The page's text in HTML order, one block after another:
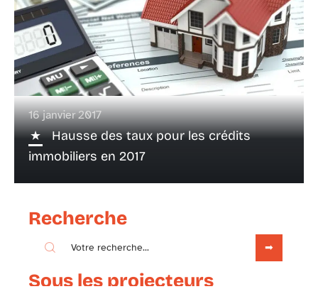
16 janvier 2017
Hausse des taux pour les crédits
immobiliers en 2017
Recherche
Sous les projecteurs